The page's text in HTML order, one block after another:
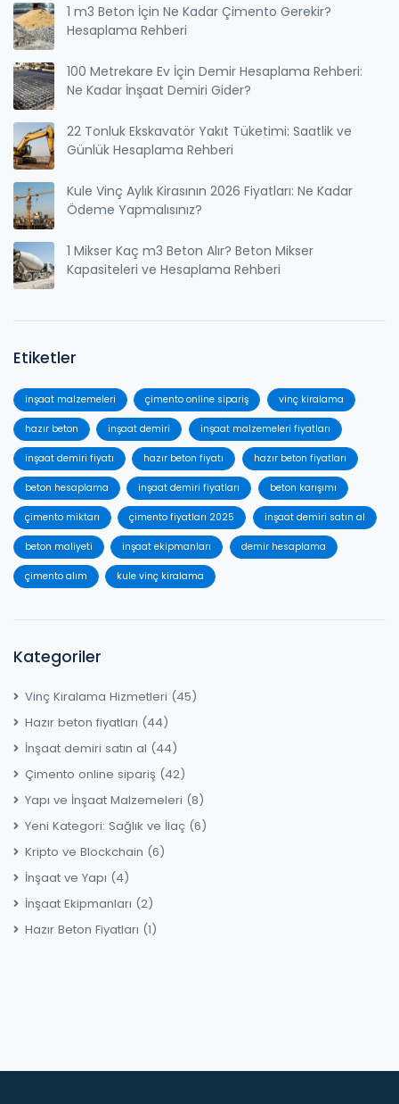
1 m3 Beton İçin Ne Kadar Çimento Gerekir?
Hesaplama Rehberi
100 Metrekare Ev İçin Demir Hesaplama Rehberi:
Ne Kadar İnşaat Demiri Gider?
22 Tonluk Ekskavatör Yakıt Tüketimi: Saatlik ve
Günlük Hesaplama Rehberi
Kule Vinç Aylık Kirasının 2026 Fiyatları: Ne Kadar
Ödeme Yapmalısınız?
1 Mikser Kaç m3 Beton Alır? Beton Mikser
Kapasiteleri ve Hesaplama Rehberi
Etiketler
inşaat malzemeleri çimento online sipariş vinç kiralama
hazır beton inşaat demiri inşaat malzemeleri fiyatları
inşaat demiri fiyatı hazır beton fiyatı hazır beton fiyatları
beton hesaplama inşaat demiri fiyatları beton karışımı
çimento miktarı çimento fiyatları 2025 inşaat demiri satın al
beton maliyeti inşaat ekipmanları demir hesaplama
çimento alım kule vinç kiralama
Kategoriler
Vinç Kiralama Hizmetleri (45)
Hazır beton fiyatları (44)
İnşaat demiri satın al (44)
Çimento online sipariş (42)
Yapı ve İnşaat Malzemeleri (8)
Yeni Kategori: Sağlık ve İlaç (6)
Kripto ve Blockchain (6)
İnşaat ve Yapı (4)
İnşaat Ekipmanları (2)
Hazır Beton Fiyatları (1)